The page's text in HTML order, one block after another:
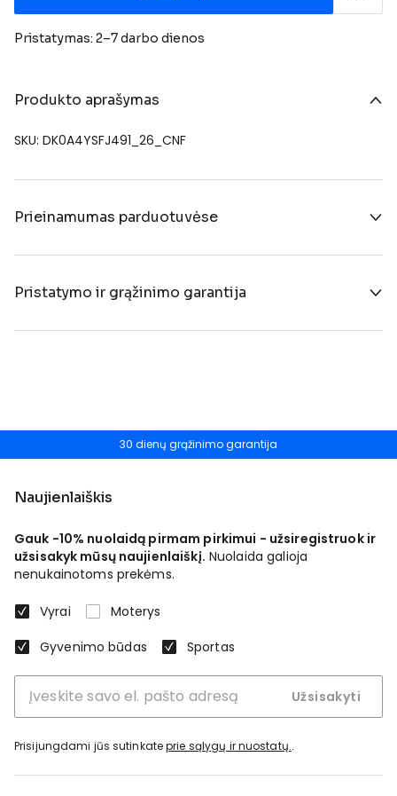
Pristatymas: 2–7 darbo dienos
Produkto aprašymas
SKU: DK0A4YSFJ491_26_CNF
Prieinamumas parduotuvėse
Pristatymo ir grąžinimo garantija
30 dienų grąžinimo garantija
Naujienlaiškis
Gauk -10% nuolaidą pirmam pirkimui - užsiregistruok ir
užsisakyk mūsų naujienlaiškį. Nuolaida galioja
nenukainotoms prekėms.
Vyrai
Moterys
Gyvenimo būdas
Sportas
Užsisakyti
Prisijungdami jūs sutinkateprie sąlygų ir nuostatų..